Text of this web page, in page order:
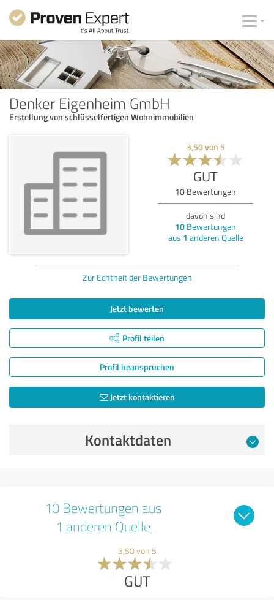
Denker Eigenheim GmbH
Erstellung von schlüsselfertigen Wohnimmobilien
3,50von 5
GUT
10 Bewertungen
davon sind
10 Bewertungen
aus 1 anderen Quelle
Zur Echtheit der Bewertungen
Jetzt bewerten
Profil teilen
Profil beanspruchen
Jetzt kontaktieren
Kontaktdaten
10 Bewertungen aus
1 anderen Quelle
3,50 von 5
GUT